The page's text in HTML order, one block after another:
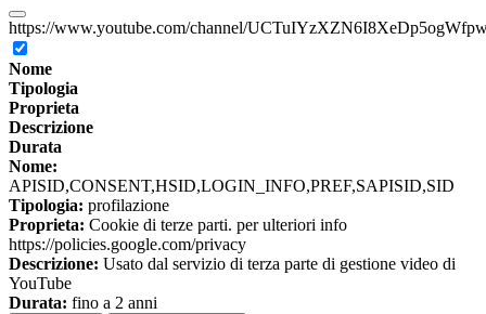
https://www.youtube.com/channel/
Nome
Tipologia
Proprieta
Descrizione
Durata
Nome:
APISID,CONSENT,HSID,LOGIN_INFO,PREF,SAPISID,SID
Tipologia: profilazione
Proprieta: Cookie di terze parti. per ulteriori info
https://policies.google.com/privacy
Descrizione: Usato dal servizio di terza parte di gestione video di
YouTube
Durata: fino a 2 anni